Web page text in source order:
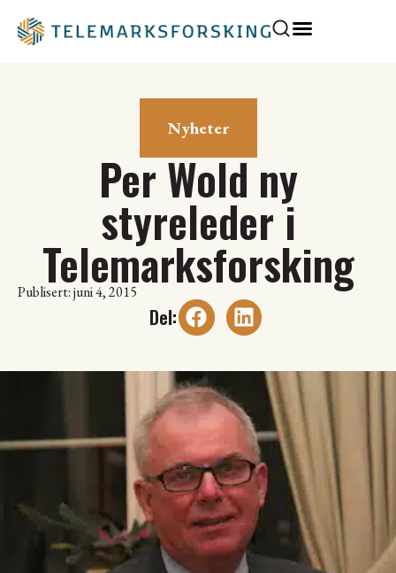
Nyheter
Per Wold ny
styreleder i
Telemarksforsking
Publisert: juni 4, 2015